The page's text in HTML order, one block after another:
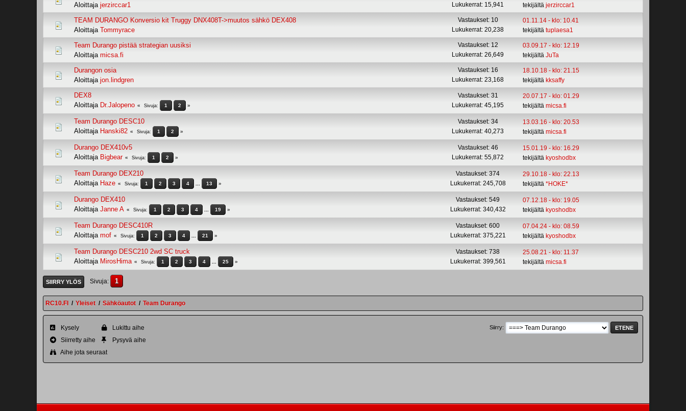
Aloittaja jerzirccar1
Lukukerrat: 15,941
tekijältäjerzirccar1
TEAM DURANGO Konversio kit Truggy DNX408T->muutos sähkö DEX408
Aloittaja Tommyrace
Vastaukset: 10
Lukukerrat: 20,238
01.11.14 - klo: 10.41
tekijältätuplaesa1
Team Durango pistää strategian uusiksi
Aloittaja micsa.fi
Vastaukset: 12
Lukukerrat: 26,649
03.09.17 - klo: 12.19
tekijältäJuTa
Durangon osia
Aloittaja jon.lindgren
Vastaukset: 16
Lukukerrat: 23,168
18.10.18 - klo: 21.15
tekijältä kksaffy
DEX8
Aloittaja Dr.Jalopeno Sivuja 1 2
Vastaukset: 31
Lukukerrat: 45,195
20.07.17 - klo: 01.29
tekijältämicsa.fi
Team Durango DESC10
Aloittaja Hanski82 Sivuja 1 2
Vastaukset: 34
Lukukerrat: 40,273
13.03.16 - klo: 20.53
tekijältämicsa.fi
Durango DEX410v5
Aloittaja Bigbear Sivuja 1 2
Vastaukset: 46
Lukukerrat: 55,872
15.01.19 - klo: 16.29
tekijältä kyoshodbx
Team Durango DEX210
Aloittaja Haze Sivuja 1 2 3 4 13
Vastaukset: 374
Lukukerrat: 245,708
29.10.18 - klo: 22.13
tekijältä*HOKE*
Durango DEX410
Aloittaja Janne A Sivuja 1 2 3 4 19
Vastaukset: 549
Lukukerrat: 340,432
07.12.18 - klo: 19.05
tekijältä kyoshodbx
Team Durango DESC410R
Aloittaja mof Sivuja 1 2 3 4 21
Vastaukset: 600
Lukukerrat: 375,221
07.04.24 - klo: 08.59
tekijältä kyoshodbx
Team Durango DESC210 2wd SC truck
Aloittaja MirosHima Sivuja 1 2 3 4 25
Vastaukset: 738
Lukukerrat: 399,561
25.08.21 - klo: 11.37
tekijältämicsa.fi
SIIRRY YLÖS Sivuja 1
RC10.FI / Yleiset / Sähköautot / Team Durango
Siirry
Kysely
Siirretty aihe
Lukittu aihe
Pysyvä aihe
Aihe jota seuraat